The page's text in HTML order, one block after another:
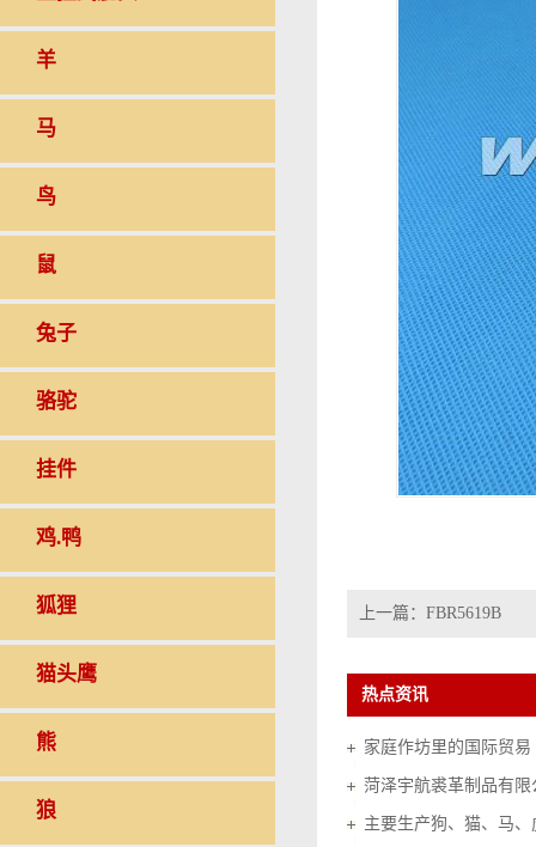
羊
马
鸟
鼠
兔子
骆驼
挂件
鸡.鸭
狐狸
猫头鹰
熊
狼
上一篇： FBR5619B
热点资讯
家庭作坊里的国际贸易
菏泽宇航裘革制品有